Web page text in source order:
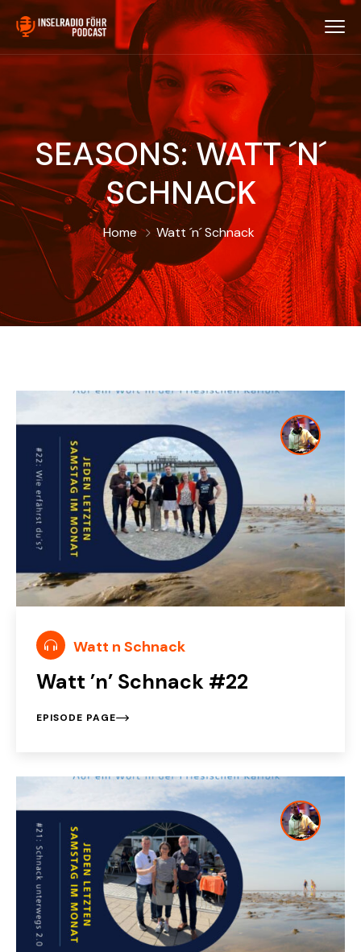
SEASONS:WATT ´N´
SCHNACK
Home Watt ´n´ Schnack
Watt n Schnack
Watt ’n’ Schnack #22
EPISODE PAGE